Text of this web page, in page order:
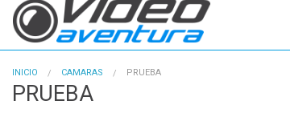
INICIO CAMARAS PRUEBA
PRUEBA